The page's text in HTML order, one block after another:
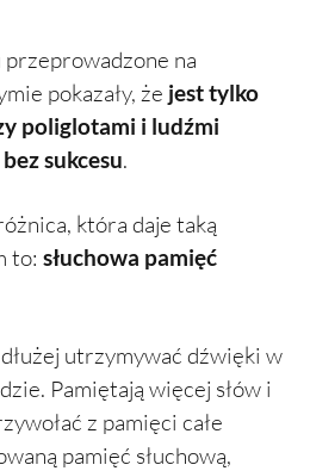
na
pokazały, że jest tylko
poliglotami i ludźmi
sukcesu.
która daje taką
to: słuchowa pamięć
utrzymywać dźwięki w
Pamiętają więcej słów i
z pamięci całe
pamięć słuchową,